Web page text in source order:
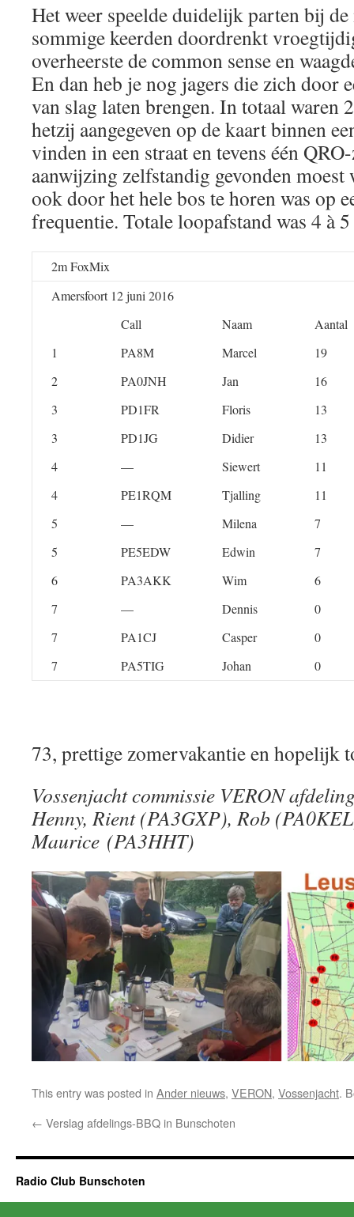
Het weer speelde duidelijk parten bij de
sommige keerden doordrenkt
overheerste de common sense en
En dan heb je nog jagers die zich door
van slag laten brengen. In totaal waren
hetzij aangegeven op de kaart binnen
vinden in een straat en tevens één
aanwijzing zelfstandig gevonden
ook door het hele bos te horen was op
frequentie. Totale loopafstand was 4 à
2m FoxMix
Amersfoort 12 juni 2016
Call
Naam
Aantal
1
PA8M Marcel
19
2
PA0JNH Jan
16
3
PD1FR Floris
13
3
PD1JG Didier
13
4
— Siewert
11
4
PE1RQM Tjalling
11
5
— Milena
7
5
PE5EDW Edwin
7
6
PA3AKK Wim
6
7
— Dennis
0
7
PA1CJ Casper
0
7
PA5TIG Johan 0
73, prettige zomervakantie en hopelijk
Vossenjacht commissie VERON
Henny, Rient (PA3GXP), Rob
Maurice (PA3HHT)
This entry was posted in Ander nieuws, VERON, Vossenjacht.
← Verslag afdelings-BBQ in Bunschoten
Radio Club Bunschoten